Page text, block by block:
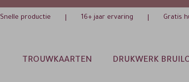
Snelle productie 16+ jaar ervaring Gratis
TROUWKAARTEN DRUKWERK